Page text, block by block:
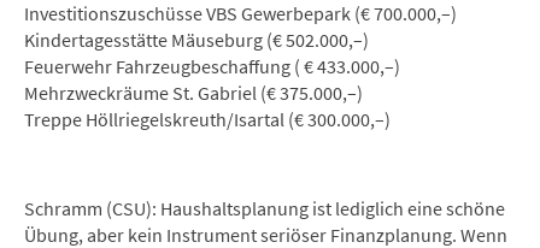
Investitionszuschüsse VBS Gewerbepark (€ 700.000,–)
Kindertagesstätte Mäuseburg (€ 502.000,–)
Feuerwehr Fahrzeugbeschaffung ( € 433.000,–)
Mehrzweckräume St. Gabriel (€ 375.000,–)
Treppe Höllriegelskreuth/Isartal (€ 300.000,–)
Schramm (CSU): Haushaltsplanung ist lediglich eine schöne
Übung, aber kein Instrument seriöser Finanzplanung. Wenn